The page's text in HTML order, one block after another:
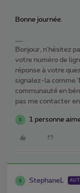
Bonne journée.
Bonjour, n'hésitez
votre numéro de
réponse à votre
signalez-la comme
communauté en
pas me contacter
S 1 personne
S StephaneL